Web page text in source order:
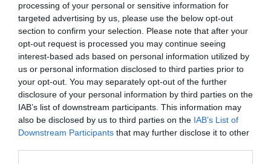
processing of your personal or sensitive information for
targeted advertising by us, please use the below opt-out
section to confirm your selection. Please note that after your
opt-out request is processed you may continue seeing
interest-based ads based on personal information utilized by
us or personal information disclosed to third parties prior to
your opt-out. You may separately opt-out of the further
disclosure of your personal information by third parties on the
IAB’s list of downstream participants. This information may
also be disclosed by us to third parties on the IAB’s List of
Downstream Participants that may further disclose it to other
Residence Il Quadrifoglio- Murta Maria - Via Dei Gladioli
(Olbia-tempio)
"Il Residence Il Quadrifoglio è un comodo complesso ricettivo situato
a Murta Maria, a breve distanza da Olbia e a pochi ..."
Residence il Sogno- Desenzano Del Garda - Via Bonvicino, 2/A
"Il Residence il Sogno si trova a Desenzano Del Garda a breve distanza
dal rinomato Lago di Garda e dalle principali attr..."
Residence Il Sole- Porto Corsini - Via Campotto, 5 (Ravenna)
"Residence Il Sole è situato a Porto Corsini in una tranquilla oasi a
pochi passi dalla pineta e a 700 mt dalla spiaggia...."
(Venezia)